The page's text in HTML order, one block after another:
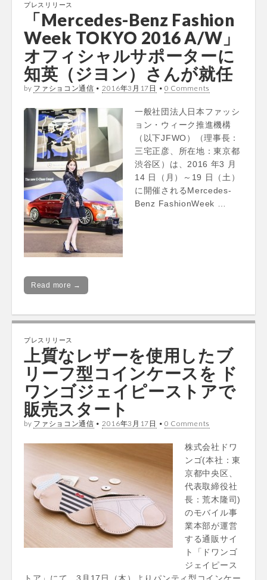
プレスリリース
「Mercedes-Benz Fashion
Week TOKYO 2016 A/W」
オフィシャルサポーターに
知英（ジヨン）さんが就任
by ファショコン通信 • 2016年3月17日 • 0 Comments
一般社団法人日本ファッシ
ョン・ウィーク推進機構
（以下JFWO）（理事長：
三宅正彦、所在地：東京都
渋谷区）は、2016 年3 月
14 日（月）～19 日（土）
に開催されるMercedes-
Benz FashionWeek …
Read more →
プレスリリース
上質なレザーを使用したブ
リーフ型コインケースを ド
ワンゴジェイピーストアで
販売スタート
by ファショコン通信 • 2016年3月17日 • 0 Comments
株式会社ドワ
ンゴ(本社：東
京都中央区、
代表取締役社
長：荒木隆司)
のモバイル事
業本部が運営
する通販サイ
ト「ドワンゴ
ジェイピース